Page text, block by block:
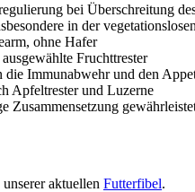
bei Überschreitung
in der
ohne Hafer
Fruchttrester
die Immunabwehr und den
Apfeltrester und Luzerne
Zusammensetzung
aktuellen Futterfibel.